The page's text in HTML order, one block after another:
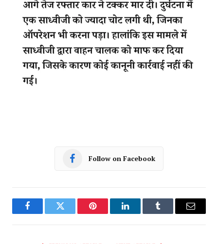
Follow on Facebook
FacebookTwitter Pinterest LinkedInTumblr Email